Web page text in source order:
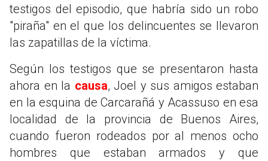
testigos del episodio, que habría sido un robo
"piraña" en el que los delincuentes se llevaron
las zapatillas de la víctima.
Según los testigos que se presentaron hasta
ahora en la causa, Joel y sus amigos estaban
en la esquina de Carcarañá y Acassuso en esa
localidad de la provincia de Buenos Aires,
cuando fueron rodeados por al menos ocho
hombres que estaban armados y que